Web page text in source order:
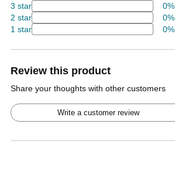
3 star
0%
2 star
0%
1 star
0%
Review this product
Share your thoughts with other customers
Write a customer review